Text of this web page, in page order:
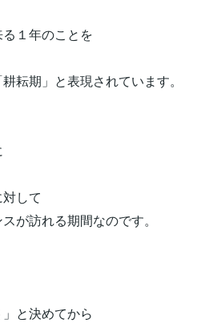
１年のことを
耘期」と表現されています。
して
が訪れる期間なのです。
」と決めてから